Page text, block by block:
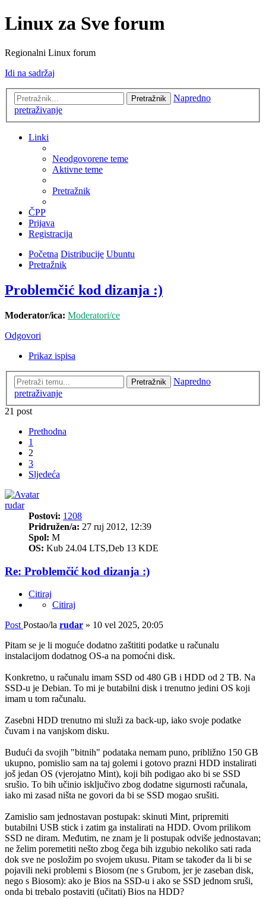
Linux za Sve forum
Regionalni Linux forum
Idi na sadržaj
Pretražnik
Napredno
pretraživanje
Linki
Neodgovorene teme
Aktivne teme
Pretražnik
ČPP
Prijava
Registracija
Početna Distribucije Ubuntu
Pretražnik
Problemčić kod dizanja :)
Moderator/ica: Moderatori/ce
Odgovori
Prikaz ispisa
Pretražnik
Napredno
pretraživanje
21 post
Prethodna
1
2
3
Sljedeća
rudar
Postovi: 1208
Pridružen/a: 27 ruj 2012, 12:39
Spol: M
OS: Kub 24.04 LTS,Deb 13 KDE
Re: Problemčić kod dizanja :)
Citiraj
Citiraj
Post Postao/la rudar » 10 vel 2025, 20:05
Pitam se je li moguće dodatno zaštititi podatke u računalu
instalacijom dodatnog OS-a na pomoćni disk.
Konkretno, u računalu imam SSD od 480 GB i HDD od 2 TB. Na
SSD-u je Debian. To mi je butabilni disk i trenutno jedini OS koji
imam u tom računalu.
Zasebni HDD trenutno mi služi za back-up, iako svoje podatke
čuvam i na vanjskom disku.
Budući da svojih "bitnih" podataka nemam puno, približno 150 GB
ukupno, pomislio sam na taj golemi i gotovo prazni HDD instalirati
još jedan OS (vjerojatno Mint), koji bih podigao ako bi se SSD
srušio. To bih učinio isključivo zbog dodatne sigurnosti računala,
iako mi zasad ništa ne govori da bi se SSD mogao srušiti.
Zamislio sam jednostavan postupak: skinuti Mint, pripremiti
butabilni USB stick i zatim ga instalirati na HDD. Ovom prilikom
SSD ne diram. Međutim, ne znam je li postupak odviše jednostavan;
ne želim poremetiti nešto zbog čega bih izgubio nekoliko sati rada
dok sve ne posložim po svojem ukusu. Pitam se također da li bi se
pojavili neki problemi s Biosom (ne s Grubom, jer je zaseban disk,
nego s Biosom): ako je Bios na SSD-u i ako se SSD jednom sruši,
onda bi trebalo postaviti (učitati) Bios na HDD?